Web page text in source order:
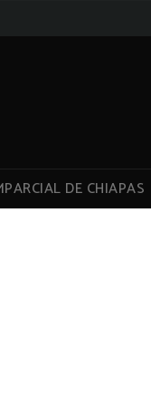
DE CHIAPAS